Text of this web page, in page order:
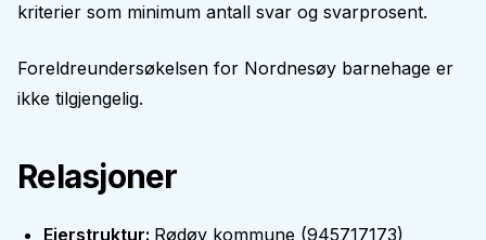
kriterier som minimum antall svar og svarprosent.
Foreldreundersøkelsen for Nordnesøy barnehage er
ikke tilgjengelig.
Relasjoner
Eierstruktur: Rødøy kommune (945717173)